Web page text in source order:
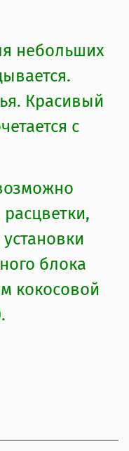
небольших
Красивый
с
блока
кокосовой